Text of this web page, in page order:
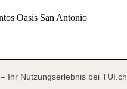
Ihr Nutzungserlebnis bei TUI.ch